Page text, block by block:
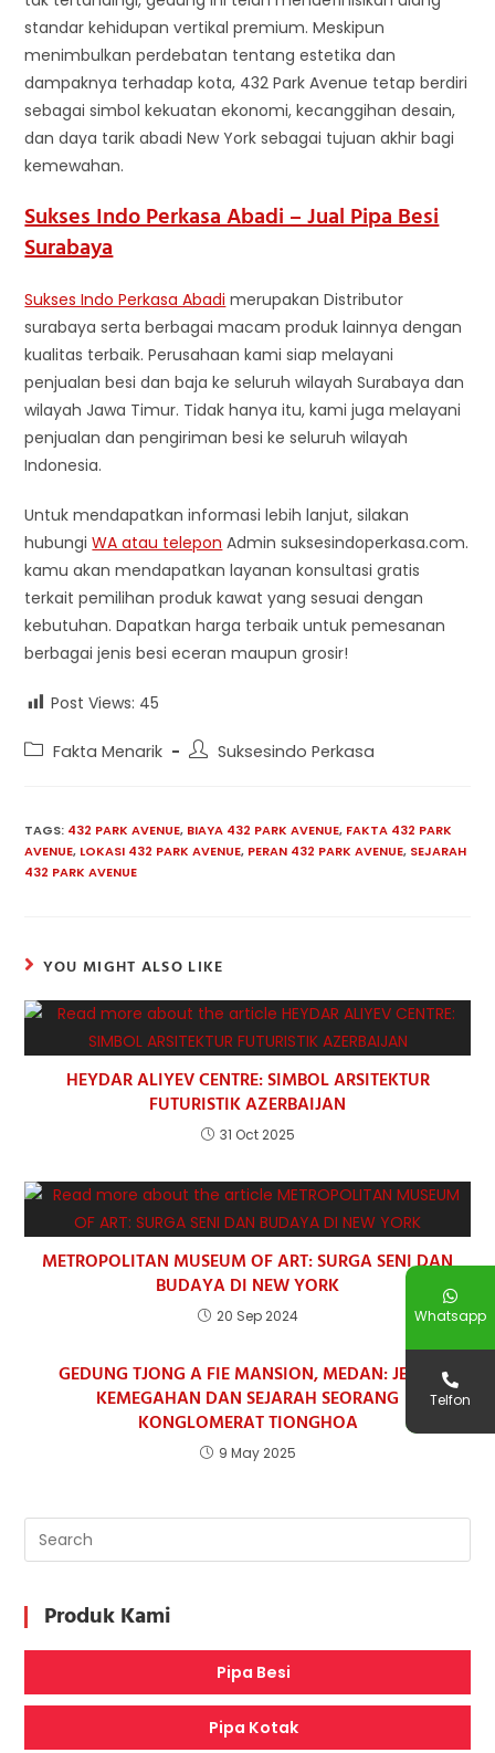
standar kehidupan vertikal premium. Meskipun
menimbulkan perdebatan tentang estetika dan
dampaknya terhadap kota, 432 Park Avenue tetap berdiri
sebagai simbol kekuatan ekonomi, kecanggihan desain,
dan daya tarik abadi New York sebagai tujuan akhir bagi
kemewahan.
Sukses Indo Perkasa Abadi – Jual Pipa Besi
Surabaya
Sukses Indo Perkasa Abadi merupakan Distributor
surabaya serta berbagai macam produk lainnya dengan
kualitas terbaik. Perusahaan kami siap melayani
penjualan besi dan baja ke seluruh wilayah Surabaya dan
wilayah Jawa Timur. Tidak hanya itu, kami juga melayani
penjualan dan pengiriman besi ke seluruh wilayah
Indonesia.
Untuk mendapatkan informasi lebih lanjut, silakan
hubungiWA atau telepon Admin suksesindoperkasa.com.
kamu akan mendapatkan layanan konsultasi gratis
terkait pemilihan produk kawat yang sesuai dengan
kebutuhan. Dapatkan harga terbaik untuk pemesanan
berbagai jenis besi eceran maupun grosir!
Post Views: 45
PostFakta Menarik
PostSuksesindo Perkasa
TAGS: 432 PARK AVENUE, BIAYA 432 PARK AVENUE, FAKTA 432 PARK
AVENUE, LOKASI 432 PARK AVENUE, PERAN 432 PARK AVENUE, SEJARAH
432 PARK AVENUE
YOU MIGHT ALSO LIKE
HEYDAR ALIYEV CENTRE: SIMBOL ARSITEKTUR
FUTURISTIK AZERBAIJAN
31 Oct 2025
METROPOLITAN MUSEUM OF ART: SURGA SENI DAN
BUDAYA DI NEW YORK
20 Sep 2024
GEDUNG TJONG A FIE MANSION, MEDAN: JEJAK
KEMEGAHAN DAN SEJARAH SEORANG
KONGLOMERAT TIONGHOA
9 May 2025
Produk Kami
Pipa Besi
Pipa Kotak
Whatsapp
Telfon